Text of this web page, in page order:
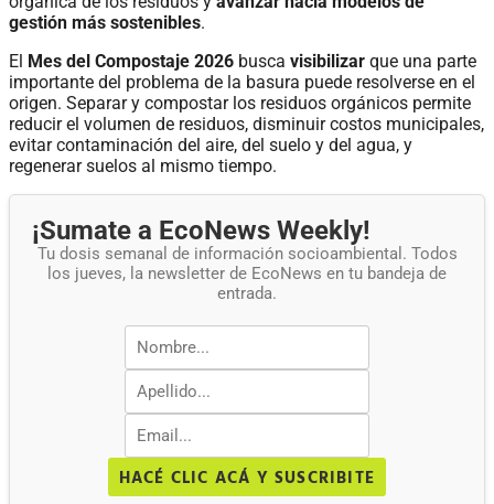
gestión más sostenibles.
El Mes del Compostaje 2026 busca visibilizar que una parte
importante del problema de la basura puede resolverse en el
origen. Separar y compostar los residuos orgánicos permite
reducir el volumen de residuos, disminuir costos municipales,
evitar contaminación del aire, del suelo y del agua, y
regenerar suelos al mismo tiempo.
¡Sumate a EcoNews Weekly!
Tu dosis semanal de información socioambiental. Todos
los jueves, la newsletter de EcoNews en tu bandeja de
entrada.
HACÉ CLIC ACÁ Y SUSCRIBITE